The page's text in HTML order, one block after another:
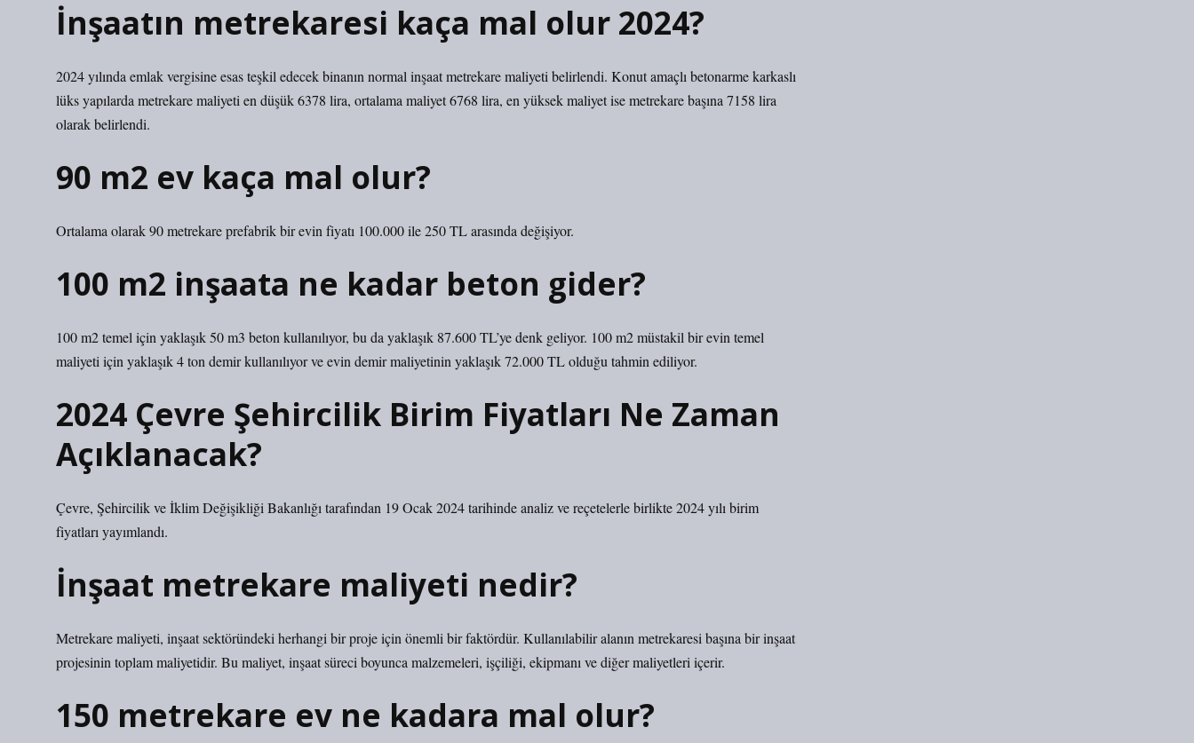
İnşaatın metrekaresi kaça mal olur 2024?
2024 yılında emlak vergisine esas teşkil edecek binanın normal inşaat metrekare maliyeti belirlendi. Konut amaçlı betonarme karkaslı
lüks yapılarda metrekare maliyeti en düşük 6378 lira, ortalama maliyet 6768 lira, en yüksek maliyet ise metrekare başına 7158 lira
olarak belirlendi.
90 m2 ev kaça mal olur?
Ortalama olarak 90 metrekare prefabrik bir evin fiyatı 100.000 ile 250 TL arasında değişiyor.
100 m2 inşaata ne kadar beton gider?
100 m2 temel için yaklaşık 50 m3 beton kullanılıyor, bu da yaklaşık 87.600 TL’ye denk geliyor. 100 m2 müstakil bir evin temel
maliyeti için yaklaşık 4 ton demir kullanılıyor ve evin demir maliyetinin yaklaşık 72.000 TL olduğu tahmin ediliyor.
2024 Çevre Şehircilik Birim Fiyatları Ne Zaman
Açıklanacak?
Çevre, Şehircilik ve İklim Değişikliği Bakanlığı tarafından 19 Ocak 2024 tarihinde analiz ve reçetelerle birlikte 2024 yılı birim
fiyatları yayımlandı.
İnşaat metrekare maliyeti nedir?
Metrekare maliyeti, inşaat sektöründeki herhangi bir proje için önemli bir faktördür. Kullanılabilir alanın metrekaresi başına bir inşaat
projesinin toplam maliyetidir. Bu maliyet, inşaat süreci boyunca malzemeleri, işçiliği, ekipmanı ve diğer maliyetleri içerir.
150 metrekare ev ne kadara mal olur?